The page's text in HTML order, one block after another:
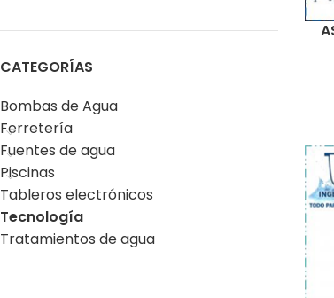
CATEGORÍAS
Bombas de Agua
Ferretería
Fuentes de agua
Piscinas
Tableros electrónicos
Tecnología
Tratamientos de agua